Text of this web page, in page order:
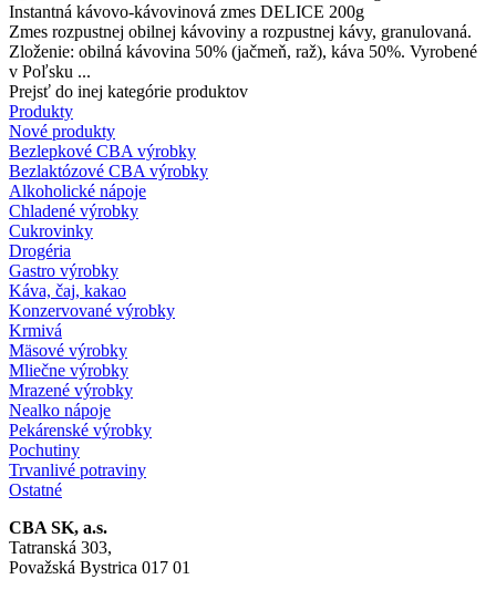
Instantná kávovo-kávovinová zmes DELICE 200g
Zmes rozpustnej obilnej kávoviny a rozpustnej kávy, granulovaná.
Zloženie: obilná kávovina 50% (jačmeň, raž), káva 50%. Vyrobené
v Poľsku ...
Prejsť do inej kategórie produktov
Produkty
Nové produkty
Bezlepkové CBA výrobky
Bezlaktózové CBA výrobky
Alkoholické nápoje
Chladené výrobky
Cukrovinky
Drogéria
Gastro výrobky
Káva, čaj, kakao
Konzervované výrobky
Krmivá
Mäsové výrobky
Mliečne výrobky
Mrazené výrobky
Nealko nápoje
Pekárenské výrobky
Pochutiny
Trvanlivé potraviny
Ostatné
CBA SK, a.s.
Tatranská 303,
Považská Bystrica 017 01